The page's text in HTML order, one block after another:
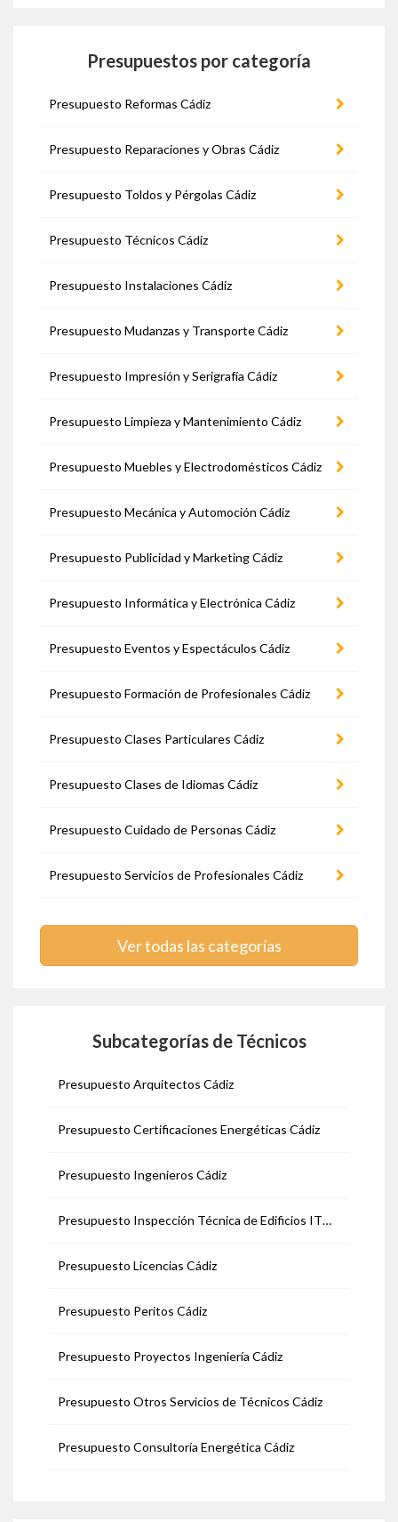
Presupuestos por categoría
Presupuesto Reformas Cádiz
Presupuesto Reparaciones y Obras Cádiz
Presupuesto Toldos y Pérgolas Cádiz
Presupuesto Técnicos Cádiz
Presupuesto Instalaciones Cádiz
Presupuesto Mudanzas y Transporte Cádiz
Presupuesto Impresión y Serigrafía Cádiz
Presupuesto Limpieza y Mantenimiento Cádiz
Presupuesto Muebles y Electrodomésticos Cádiz
Presupuesto Mecánica y Automoción Cádiz
Presupuesto Publicidad y Marketing Cádiz
Presupuesto Informática y Electrónica Cádiz
Presupuesto Eventos y Espectáculos Cádiz
Presupuesto Formación de Profesionales Cádiz
Presupuesto Clases Particulares Cádiz
Presupuesto Clases de Idiomas Cádiz
Presupuesto Cuidado de Personas Cádiz
Presupuesto Servicios de Profesionales Cádiz
Ver todas las categorías
Subcategorías de Técnicos
Presupuesto Arquitectos Cádiz
Presupuesto Certificaciones Energéticas Cádiz
Presupuesto Ingenieros Cádiz
Presupuesto Inspección Técnica de Edificios ITE Cádiz
Presupuesto Licencias Cádiz
Presupuesto Peritos Cádiz
Presupuesto Proyectos Ingeniería Cádiz
Presupuesto Otros Servicios de Técnicos Cádiz
Presupuesto Consultoría Energética Cádiz